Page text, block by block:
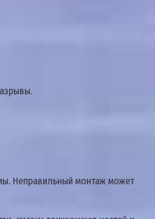
Неправильный монтаж может